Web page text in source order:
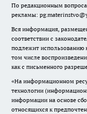
По редакционным
рекламы:
Вся информация,
соответствии с
подлежит использованию
том числе
как с письменного
«На информационном
технологии
информации на основе
относящихся к